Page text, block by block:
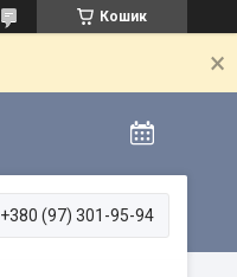
Кошик
+380 (97) 301-95-94